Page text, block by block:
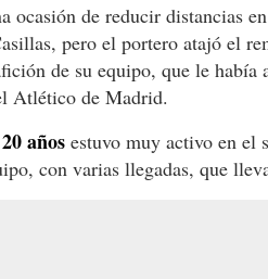
ocasión de reducir distancias
pero el portero atajó el
de su equipo, que le había
Atlético de Madrid.
años estuvo muy activo en el
con varias llegadas, que